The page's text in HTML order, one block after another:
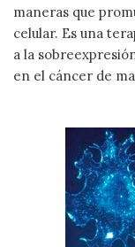
maneras que
celular. Es una
a la
en el cáncer de